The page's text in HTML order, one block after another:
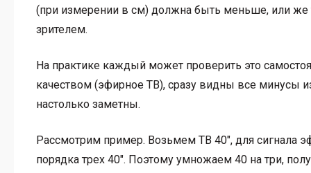
(при измерении в см) должна быть меньше, или же
зрителем.
На практике каждый может проверить это
качеством (эфирное ТВ), сразу видны все минусы
настолько заметны.
Рассмотрим пример. Возьмем ТВ 40″, для сигнала
порядка трех 40″. Поэтому умножаем 40 на три,